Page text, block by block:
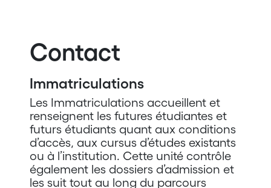
Contact
Immatriculations
Les Immatriculations accueillent et
renseignent les futures étudiantes et
futurs étudiants quant aux conditions
d’accès, aux cursus d’études existants
ou à l’institution. Cette unité contrôle
également les dossiers d’admission et
les suit tout au long du parcours